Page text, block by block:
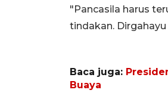
"Pancasila harus
tindakan.
Baca juga:
Buaya